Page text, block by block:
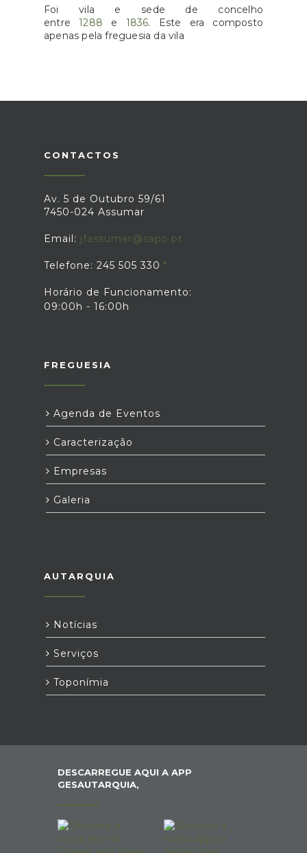
Foi vila e sede de concelho
entre1288 e 1836. Este era composto
apenas pela freguesia da vila
CONTACTOS
Av. 5 de Outubro 59/61
7450-024 Assumar
Email: jfassumar@sapo.pt
Telefone: 245 505 330
Horário de Funcionamento:
09:00h - 16:00h
FREGUESIA
Agenda de Eventos
Caracterização
Empresas
Galeria
AUTARQUIA
Notícias
Serviços
Toponímia
DESCARREGUE AQUI A APP
GESAUTARQUIA,